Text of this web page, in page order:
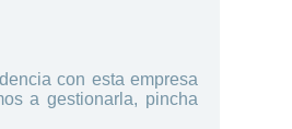
con esta empresa
a gestionarla, pincha